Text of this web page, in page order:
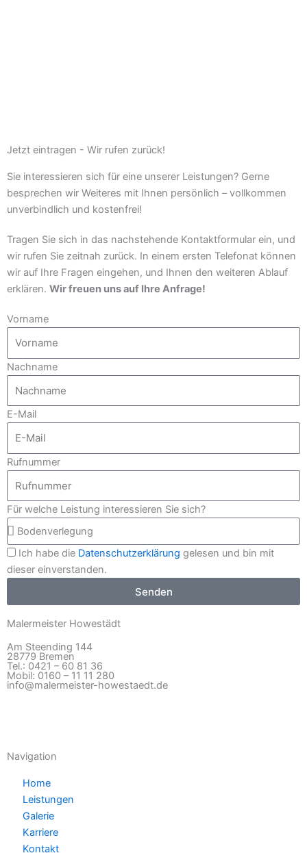
Jetzt eintragen - Wir rufen zurück!
Sie interessieren sich für eine unserer Leistungen? Gerne
besprechen wir Weiteres mit Ihnen persönlich – vollkommen
unverbindlich und kostenfrei!
Tragen Sie sich in das nachstehende Kontaktformular ein, und
wir rufen Sie zeitnah zurück. In einem ersten Telefonat können
wir auf Ihre Fragen eingehen, und Ihnen den weiteren Ablauf
erklären. Wir freuen uns auf Ihre Anfrage!
Vorname
Nachname
E-Mail
Rufnummer
Für welche Leistung interessieren Sie sich?
Ich habe die Datenschutzerklärung gelesen und bin mit
dieser einverstanden.
Senden
Malermeister Howestädt
Am Steending 144
28779 Bremen
Tel.: 0421 – 60 81 36
Mobil: 0160 – 11 11 280
info@malermeister-howestaedt.de
Navigation
Home
Leistungen
Galerie
Karriere
Kontakt